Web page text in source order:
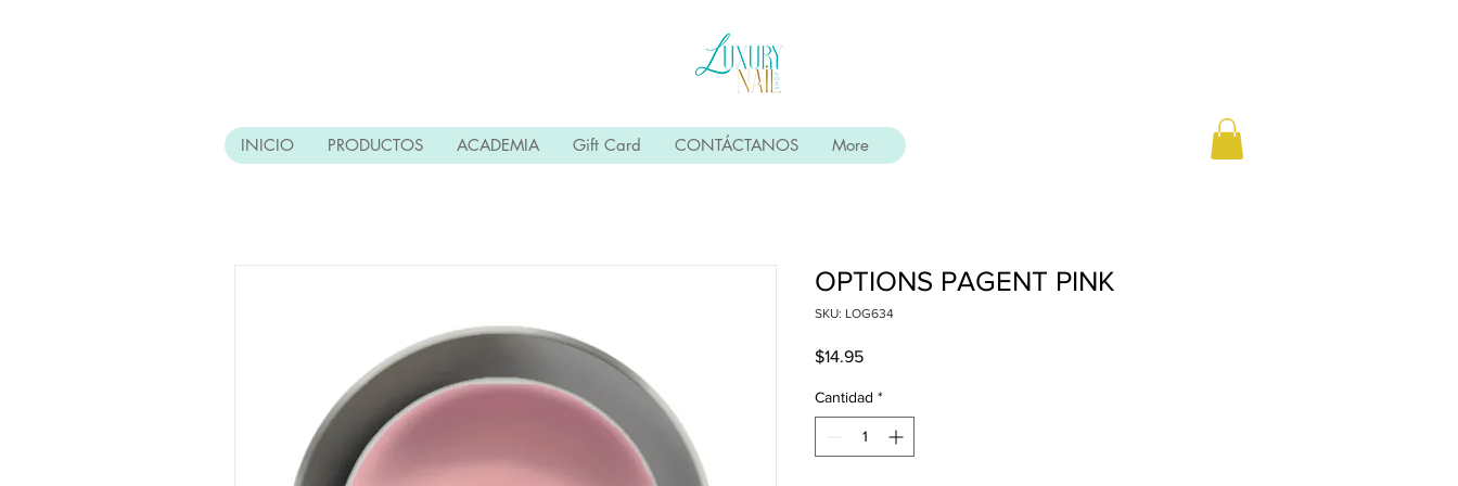
OPTIONS PAGENT PINK
SKU: LOG634
$14.95Precio
Cantidad *
INICIO PRODUCTOS ACADEMIA Gift Card CONTÁCTANOS More